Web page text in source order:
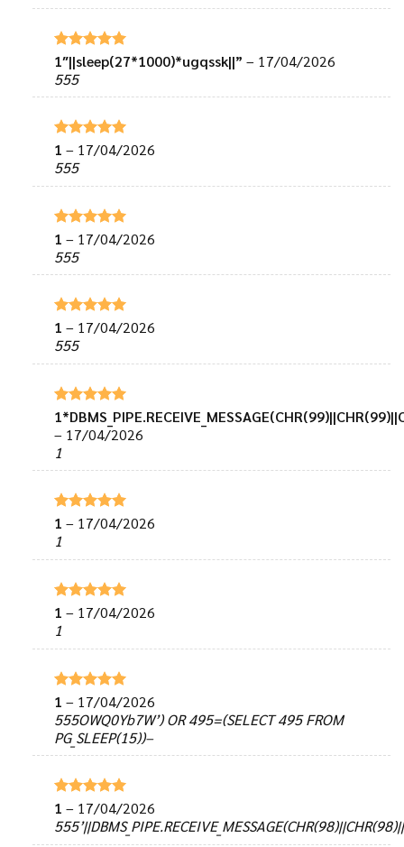
Được xếp
hạng
5
sao
1″||sleep(27*1000)*ugqssk||” – 17/04/2026
555
Được xếp
hạng
sao
1 – 17/04/2026
555
Được xếp
hạng
sao
1 – 17/04/2026
555
Được xếp
hạng
sao
1 – 17/04/2026
555
Được xếp
hạng5 5
sao
– 17/04/2026
1
Được xếp
hạng
sao
1 – 17/04/2026
1
Được xếp
hạng
sao
1 – 17/04/2026
1
Được xếp
hạng55
sao
1 – 17/04/2026
555OWQ0Yb7W’) OR 495=(SELECT 495 FROM
PG_SLEEP(15))–
Được xếp
hạng55
sao
1 – 17/04/2026